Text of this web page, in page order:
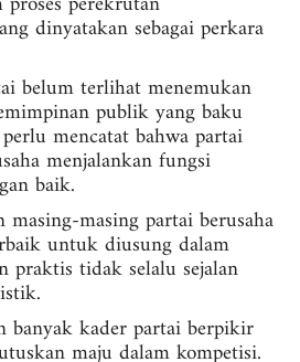
dinyatakan sebagai perkara
belum terlihat menemukan
publik yang baku
mencatat bahwa partai
menjalankan fungsi
baik.
masing-masing partai berusaha
untuk diusung dalam
praktis tidak selalu sejalan
banyak kader partai berpikir
maju dalam kompetisi.